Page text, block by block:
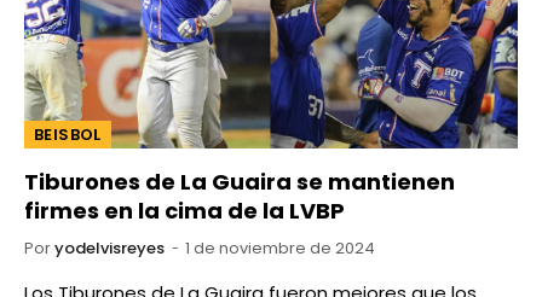
BEISBOL
Tiburones de La Guaira se mantienen
firmes en la cima de la LVBP
Poryodelvisreyes 1 de noviembre de 2024